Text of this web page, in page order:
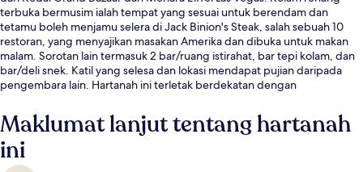
terbuka bermusim ialah tempat yang sesuai untuk berendam dan
tetamu boleh menjamu selera di Jack Binion's Steak, salah sebuah 10
restoran, yang menyajikan masakan Amerika dan dibuka untuk makan
malam. Sorotan lain termasuk 2 bar/ruang istirahat, bar tepi kolam, dan
bar/deli snek. Katil yang selesa dan lokasi mendapat pujian daripada
pengembara lain. Hartanah ini terletak berdekatan dengan
ialah 8 minit dan Stesen Ballys and Paris Las Vegas Monorail ialah 8 minit.
Maklumat lanjut tentang hartanah
ini